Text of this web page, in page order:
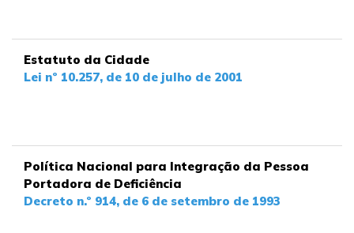
Estatuto da Cidade
Lei nº 10.257, de 10 de julho de 2001
Política Nacional para Integração da Pessoa
Portadora de Deficiência
Decreto n.º 914, de 6 de setembro de 1993